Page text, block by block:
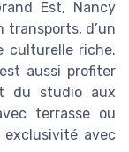
Est, Nancy
transports, d’un
culturelle riche.
aussi profiter
du studio aux
terrasse ou
avec